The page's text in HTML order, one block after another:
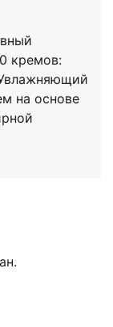
кремов:
на основе